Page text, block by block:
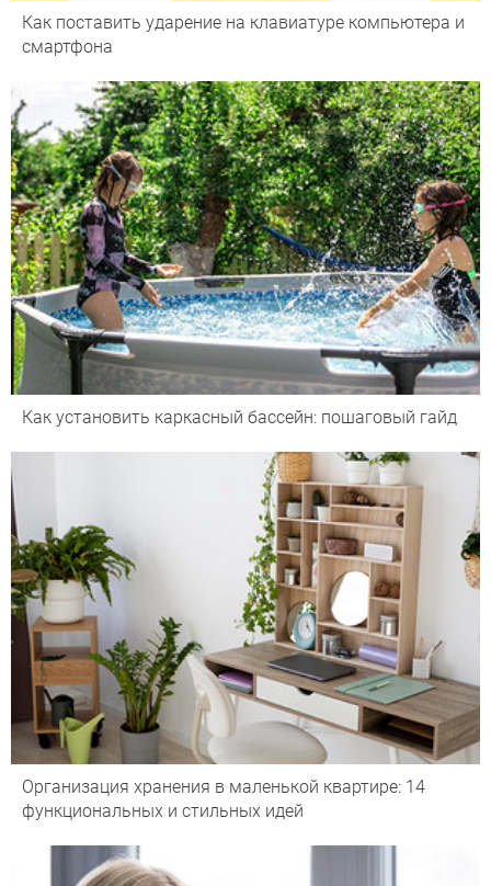
Как поставить ударение на клавиатуре компьютера и
смартфона
Как установить каркасный бассейн: пошаговый гайд
Организация хранения в маленькой квартире: 14
функциональных и стильных идей